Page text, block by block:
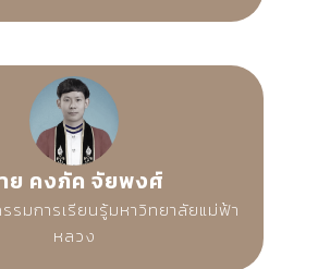
ย คงภัค จัยพงศ์
รมการเรียนรู้มหาวิทยาลัยแม่ฟ้า
หลวง